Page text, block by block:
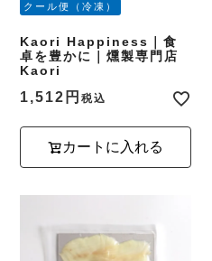
クール便（冷凍）
Kaori Happiness｜食
卓を豊かに｜燻製専門店
Kaori
1,512 税込
カートに入れる